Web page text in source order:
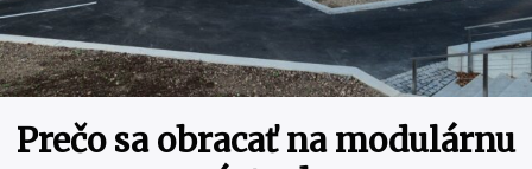
Prečo sa obracať na modulárnu